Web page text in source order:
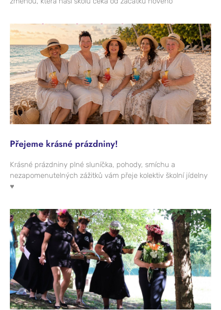
Přejeme krásné prázdniny!
Krásné prázdniny plné sluníčka, pohody, smíchu a
nezapomenutelných zážitků vám přeje kolektiv školní jídelny
♥